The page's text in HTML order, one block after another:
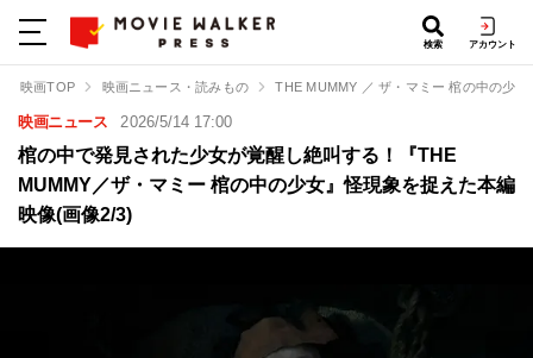
検索 アカウント
映画TOP 映画ニュース・読みもの THE MUMMY ／ ザ・マミー 棺の中の少女
映画ニュース 2026/5/14 17:00
棺の中で発見された少女が覚醒し絶叫する！『THE
MUMMY／ザ・マミー 棺の中の少女』怪現象を捉えた本編
映像(画像2/3)